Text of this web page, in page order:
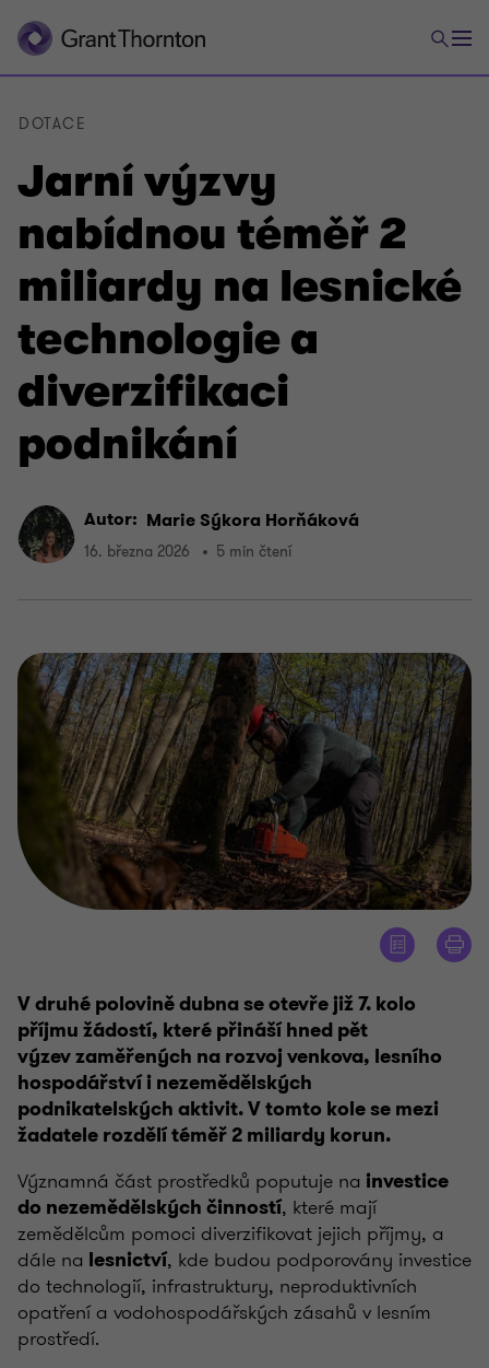
Jarní výzvy
nabídnou téměř 2
miliardy na lesnické
technologie a
diverzifikaci
podnikání
DOTACE
Autor: Marie Sýkora Horňáková
16. března 2026 5 min čtení
V druhé polovině dubna se otevře již 7. kolo
příjmu žádostí, které přináší hned pět
výzev zaměřených na rozvoj venkova, lesního
hospodářství i nezemědělských
podnikatelských aktivit. V tomto kole se mezi
žadatele rozdělí téměř 2 miliardy korun.
Významná část prostředků poputuje na investice
do nezemědělských činností, které mají
zemědělcům pomoci diverzifikovat jejich příjmy, a
dále na lesnictví, kde budou podporovány investice
do technologií, infrastruktury, neproduktivních
opatření a vodohospodářských zásahů v lesním
prostředí.